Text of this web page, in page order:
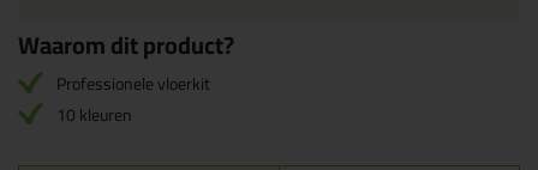
Waarom dit product?
Professionele vloerkit
10 kleuren